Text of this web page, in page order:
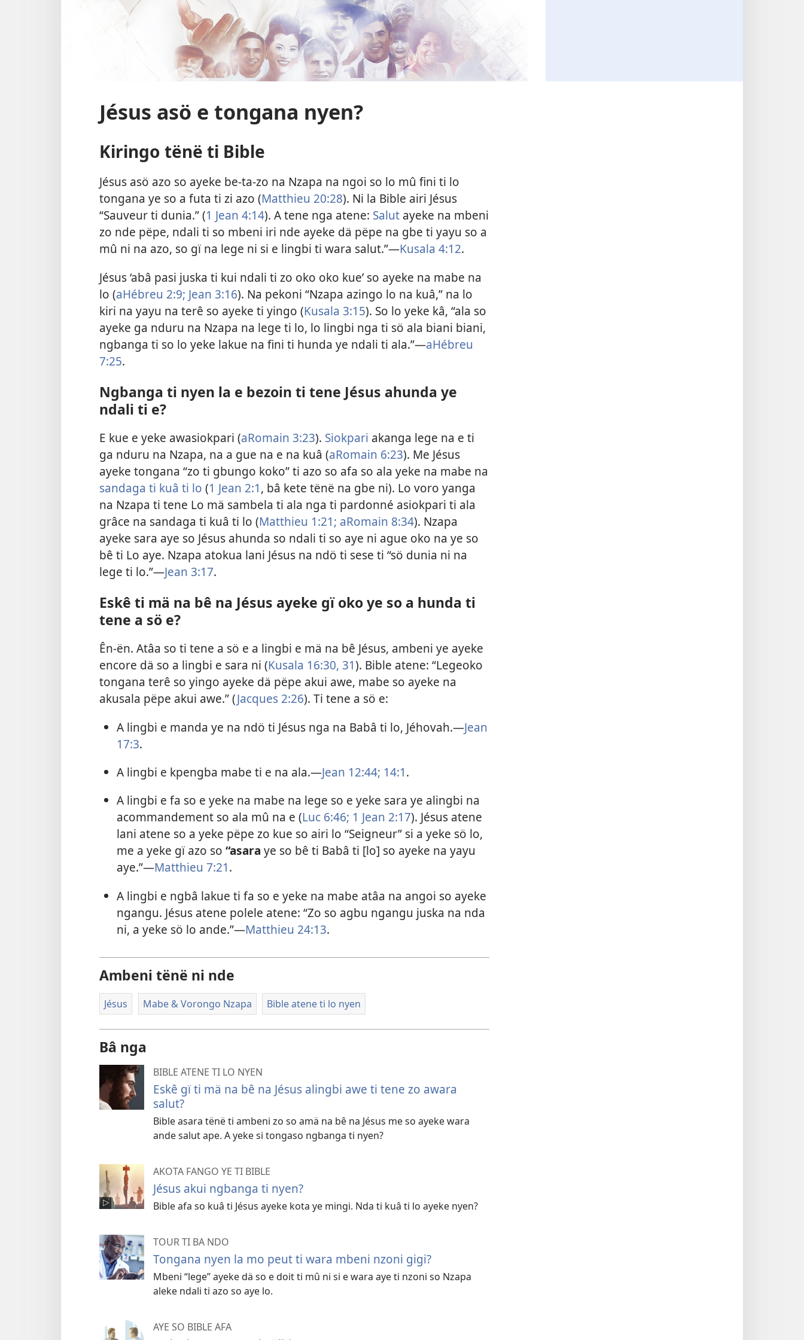
Jésus asö e tongana nyen?
Kiringo tënë ti Bible
Jésus asö azo so ayeke be-ta-zo na Nzapa na ngoi so lo mû fini ti lo
tongana ye so a futa ti zi azo (Matthieu 20:28). Ni la Bible airi Jésus
“Sauveur ti dunia.” (1 Jean 4:14). A tene nga atene: Salut ayeke na mbeni
zo nde pëpe, ndali ti so mbeni iri nde ayeke dä pëpe na gbe ti yayu so a
mû ni na azo, so gï na lege ni si e lingbi ti wara salut.”​—Kusala 4:12.
Jésus ‘abâ pasi juska ti kui ndali ti zo oko oko kue’ so ayeke na mabe na
lo (aHébreu 2:9; Jean 3:16). Na pekoni “Nzapa azingo lo na kuâ,” na lo
kiri na yayu na terê so ayeke ti yingo (Kusala 3:15). So lo yeke kâ, “ala so
ayeke ga nduru na Nzapa na lege ti lo, lo lingbi nga ti sö ala biani biani,
ngbanga ti so lo yeke lakue na fini ti hunda ye ndali ti ala.”​—aHébreu
7:25.
Ngbanga ti nyen la e bezoin ti tene Jésus ahunda ye
ndali ti e?
E kue e yeke awasiokpari (aRomain 3:23). Siokpari akanga lege na e ti
ga nduru na Nzapa, na a gue na e na kuâ (aRomain 6:23). Me Jésus
ayeke tongana “zo ti gbungo koko” ti azo so afa so ala yeke na mabe na
sandaga ti kuâ ti lo (1 Jean 2:1, bâ kete tënë na gbe ni). Lo voro yanga
na Nzapa ti tene Lo mä sambela ti ala nga ti pardonné asiokpari ti ala
grâce na sandaga ti kuâ ti lo (Matthieu 1:​21; aRomain 8:​34). Nzapa
ayeke sara aye so Jésus ahunda so ndali ti so aye ni ague oko na ye so
bê ti Lo aye. Nzapa atokua lani Jésus na ndö ti sese ti “sö dunia ni na
lege ti lo.”​—Jean 3:17.
Eskê ti mä na bê na Jésus ayeke gï oko ye so a hunda ti
tene a sö e?
Ên-ën. Atâa so ti tene a sö e a lingbi e mä na bê Jésus, ambeni ye ayeke
encore dä so a lingbi e sara ni (Kusala 16:30, 31). Bible atene: “Legeoko
tongana terê so yingo ayeke dä pëpe akui awe, mabe so ayeke na
akusala pëpe akui awe.” (Jacques 2:26). Ti tene a sö e:
A lingbi e manda ye na ndö ti Jésus nga na Babâ ti lo, Jéhovah.​—Jean
17:3.
A lingbi e kpengba mabe ti e na ala.​—Jean 12:44; 14:1.
A lingbi e fa so e yeke na mabe na lege so e yeke sara ye alingbi na
acommandement so ala mû na e (Luc 6:46; 1 Jean 2:17). Jésus atene
lani atene so a yeke pëpe zo kue so airi lo “Seigneur” si a yeke sö lo,
me a yeke gï azo so “asara ye so bê ti Babâ ti [lo] so ayeke na yayu
aye.”​—Matthieu 7:21.
A lingbi e ngbâ lakue ti fa so e yeke na mabe atâa na angoi so ayeke
ngangu. Jésus atene polele atene: “Zo so agbu ngangu juska na nda
ni, a yeke sö lo ande.”​—Matthieu 24:13.
Ambeni tënë ni nde
Jésus Mabe & Vorongo Nzapa Bible atene ti lo nyen
Bâ nga
BIBLE ATENE TI LO NYEN
Eskê gï ti mä na bê na Jésus alingbi awe ti tene zo awara
salut?
Bible asara tënë ti ambeni zo so amä na bê na Jésus me so ayeke wara
ande salut ape. A yeke si tongaso ngbanga ti nyen?
AKOTA FANGO YE TI BIBLE
Jésus akui ngbanga ti nyen?
Bible afa so kuâ ti Jésus ayeke kota ye mingi. Nda ti kuâ ti lo ayeke nyen?
TOUR TI BA NDO
Tongana nyen la mo peut ti wara mbeni nzoni gigi?
Mbeni “lege” ayeke dä so e doit ti mû ni si e wara aye ti nzoni so Nzapa
aleke ndali ti azo so aye lo.
AYE SO BIBLE AFA